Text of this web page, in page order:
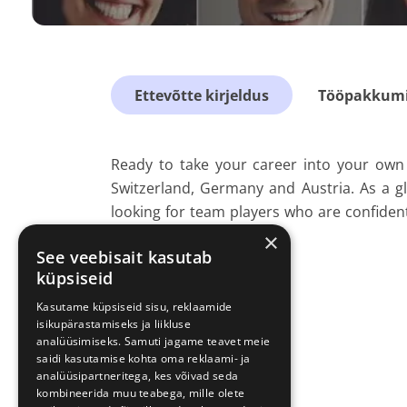
Ettevõtte kirjeldus
Ready to take your career into your
Switzerland, Germany and Austria. As a
looking for team players who are
×
See veebisait kasutab
küpsiseid
Kasutame küpsiseid sisu, reklaamide
isikupärastamiseks ja liikluse
analüüsimiseks. Samuti jagame teavet meie
saidi kasutamise kohta oma reklaami- ja
analüüsipartneritega, kes võivad seda
kombineerida muu teabega, mille olete